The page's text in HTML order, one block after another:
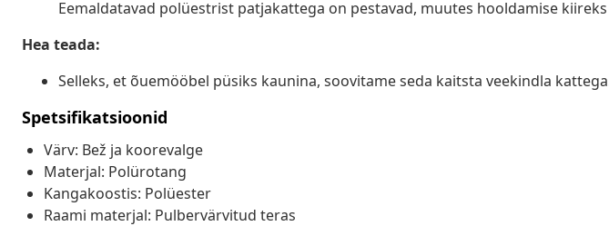
Eemaldatavad polüestrist patjakattega on pestavad, muutes hooldamise
Hea teada:
Selleks, et õuemööbel püsiks kaunina, soovitame seda kaitsta veekindla
Spetsifikatsioonid
Värv: Bež ja koorevalge
Materjal: Polürotang
Kangakoostis: Polüester
Raami materjal: Pulbervärvitud teras